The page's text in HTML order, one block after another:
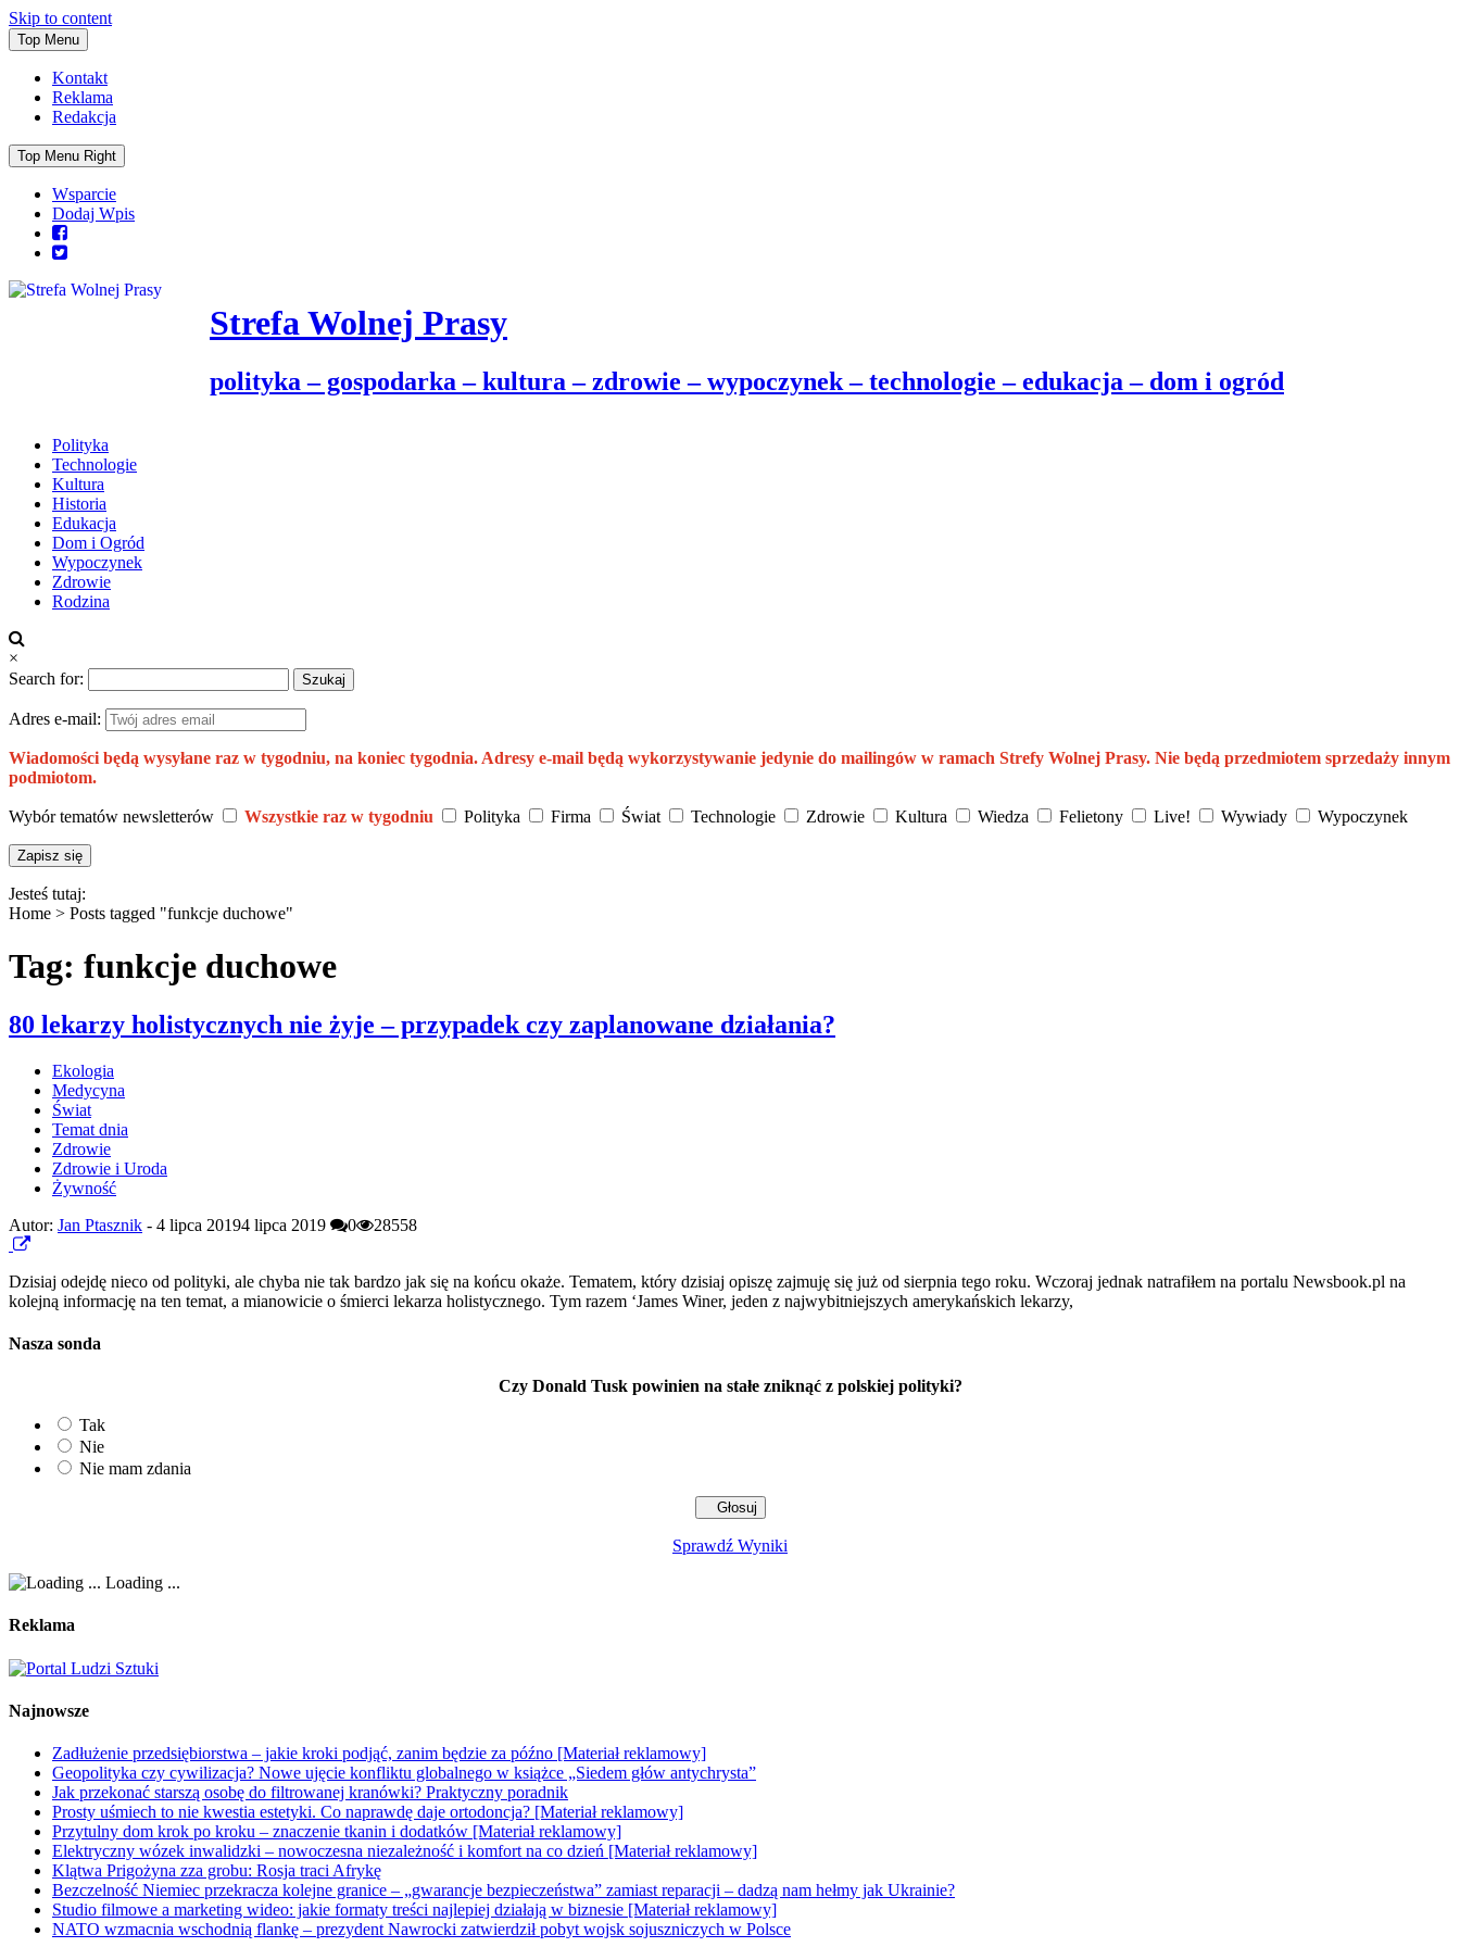
Skip to content
Top Menu
Kontakt
Reklama
Redakcja
Top Menu Right
Wsparcie
Dodaj Wpis
Strefa Wolnej Prasy
polityka – gospodarka – kultura – zdrowie – wypoczynek – technologie – edukacja – dom i ogród
Polityka
Technologie
Kultura
Historia
Edukacja
Dom i Ogród
Wypoczynek
Zdrowie
Rodzina
×
Search for:
Adres e-mail:
Wiadomości będą wysyłane raz w tygodniu, na koniec tygodnia. Adresy e-mail będą wykorzystywanie jedynie do mailingów w ramach Strefy Wolnej Prasy. Nie będą przedmiotem sprzedaży innym
podmiotom.
Wybór tematów newsletterów Wszystkie raz w tygodniu Polityka Firma Świat Technologie Zdrowie Kultura Wiedza Felietony Live! Wywiady Wypoczynek
Jesteś tutaj:
Home > Posts tagged "funkcje duchowe"
Tag: funkcje duchowe
80 lekarzy holistycznych nie żyje – przypadek czy zaplanowane działania?
Ekologia
Medycyna
Świat
Temat dnia
Zdrowie
Zdrowie i Uroda
Żywność
Autor: Jan Ptasznik - 4 lipca 20194 lipca 2019 0 28558
Dzisiaj odejdę nieco od polityki, ale chyba nie tak bardzo jak się na końcu okaże. Tematem, który dzisiaj opiszę zajmuję się już od sierpnia tego roku. Wczoraj jednak natrafiłem na portalu Newsbook.pl na
kolejną informację na ten temat, a mianowicie o śmierci lekarza holistycznego. Tym razem ‘James Winer, jeden z najwybitniejszych amerykańskich lekarzy,
Nasza sonda
Czy Donald Tusk powinien na stałe zniknąć z polskiej polityki?
Tak
Nie
Nie mam zdania
Sprawdź Wyniki
Loading ...
Reklama
Najnowsze
Zadłużenie przedsiębiorstwa – jakie kroki podjąć, zanim będzie za późno [Materiał reklamowy]
Geopolityka czy cywilizacja? Nowe ujęcie konfliktu globalnego w książce „Siedem głów antychrysta”
Jak przekonać starszą osobę do filtrowanej kranówki? Praktyczny poradnik
Prosty uśmiech to nie kwestia estetyki. Co naprawdę daje ortodoncja? [Materiał reklamowy]
Przytulny dom krok po kroku – znaczenie tkanin i dodatków [Materiał reklamowy]
Elektryczny wózek inwalidzki – nowoczesna niezależność i komfort na co dzień [Materiał reklamowy]
Klątwa Prigożyna zza grobu: Rosja traci Afrykę
Bezczelność Niemiec przekracza kolejne granice – „gwarancje bezpieczeństwa” zamiast reparacji – dadzą nam hełmy jak Ukrainie?
Studio filmowe a marketing wideo: jakie formaty treści najlepiej działają w biznesie [Materiał reklamowy]
NATO wzmacnia wschodnią flankę – prezydent Nawrocki zatwierdził pobyt wojsk sojuszniczych w Polsce